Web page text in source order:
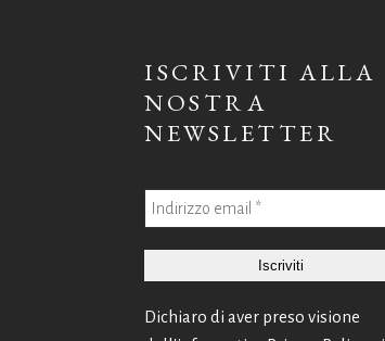
ISCRIVITI ALLA
NOSTRA
NEWSLETTER
Dichiaro di aver preso visione